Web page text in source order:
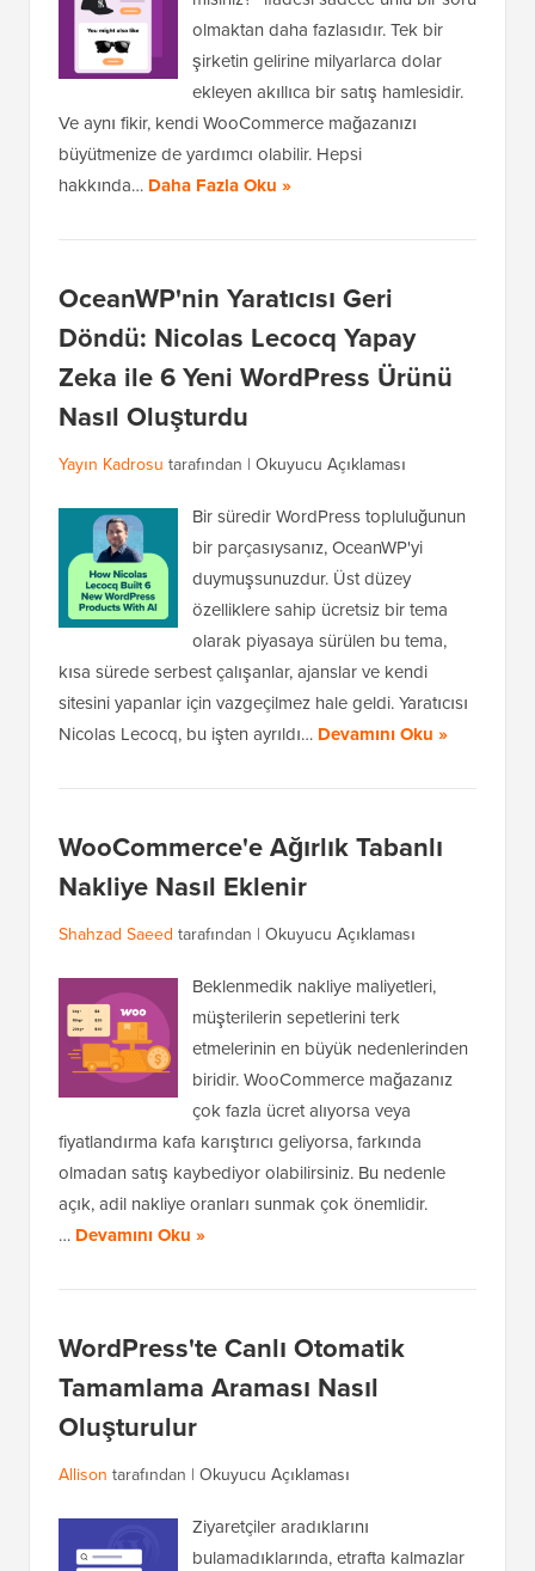
olmaktan daha fazlasıdır. Tek bir
şirketin gelirine milyarlarca dolar
ekleyen akıllıca bir satış hamlesidir.
Ve aynı fikir, kendi WooCommerce mağazanızı
büyütmenize de yardımcı olabilir. Hepsi
hakkında… Daha Fazla Oku »
OceanWP'nin Yaratıcısı Geri
Döndü: Nicolas Lecocq Yapay
Zeka ile 6 Yeni WordPress Ürünü
Nasıl Oluşturdu
Yayın Kadrosu tarafından | Okuyucu Açıklaması
Bir süredir WordPress topluluğunun
bir parçasıysanız, OceanWP'yi
duymuşsunuzdur. Üst düzey
özelliklere sahip ücretsiz bir tema
olarak piyasaya sürülen bu tema,
kısa sürede serbest çalışanlar, ajanslar ve kendi
sitesini yapanlar için vazgeçilmez hale geldi. Yaratıcısı
Nicolas Lecocq, bu işten ayrıldı… Devamını Oku »
WooCommerce'e Ağırlık Tabanlı
Nakliye Nasıl Eklenir
Shahzad Saeed tarafından | Okuyucu Açıklaması
Beklenmedik nakliye maliyetleri,
müşterilerin sepetlerini terk
etmelerinin en büyük nedenlerinden
biridir. WooCommerce mağazanız
çok fazla ücret alıyorsa veya
fiyatlandırma kafa karıştırıcı geliyorsa, farkında
olmadan satış kaybediyor olabilirsiniz. Bu nedenle
açık, adil nakliye oranları sunmak çok önemlidir.
… Devamını Oku »
WordPress'te Canlı Otomatik
Tamamlama Araması Nasıl
Oluşturulur
Allison tarafından | Okuyucu Açıklaması
Ziyaretçiler aradıklarını
bulamadıklarında, etrafta kalmazlar